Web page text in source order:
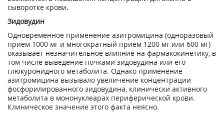
сыворотке крови.
Зидовудин
Одновременное применение азитромицина (одноразовый
прием 1000 мг и многократный прием 1200 мг или 600 мг)
оказывает незначительное влияние на фармакокинетику, в
том числе выведение почками зидовудина или его
глюкуронидного метаболита. Однако применение
азитромицина вызывало увеличение концентрации
фосфорилированного зидовудина, клинически активного
метаболита в мононуклеарах периферической крови.
Клиническое значение этого факта неясно.